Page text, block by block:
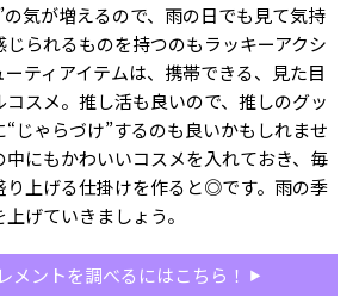
の気が増えるので、雨の日でも見て気持
られるものを持つのもラッキーアクシ
ティアイテムは、携帯できる、見た目
スメ。推し活も良いので、推しのグッ
じゃらづけ”するのも良いかもしれませ
にもかわいいコスメを入れておき、毎
り上げる仕掛けを作ると◎です。雨の季
げていきましょう。
メントを調べるにはこちら！